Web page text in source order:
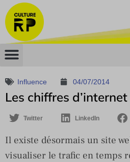
Influence 04/07/2014
Les chiffres
Twitter LinkedIn
Il existe désormais un site
visualiser le trafic en temps